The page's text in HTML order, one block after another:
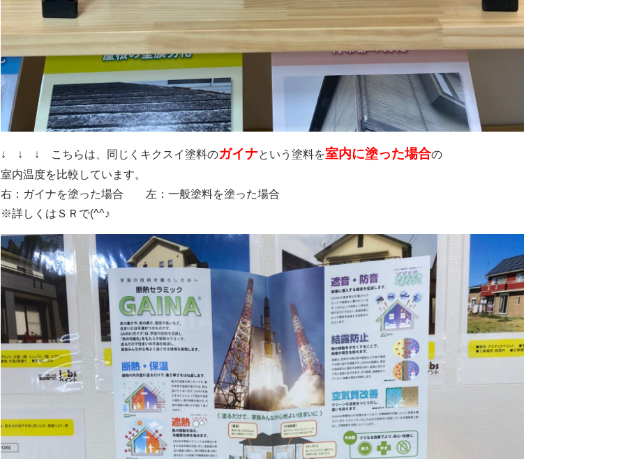
↓ ↓ ↓ こちらは、同じくキクスイ塗料のガイナという塗料を室内に塗った場合の
室内温度を比較しています。
右：ガイナを塗った場合 左：一般塗料を塗った場合
※詳しくはＳＲで(^^♪